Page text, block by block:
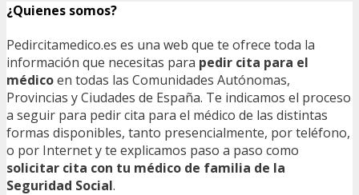
¿Quienes somos?
Pedircitamedico.es es una web que te ofrece toda la
información que necesitas para pedir cita para el
médicoen todas las Comunidades Autónomas,
Provincias y Ciudades de España. Te indicamos el proceso
a seguir para pedir cita para el médico de las distintas
formas disponibles, tanto presencialmente, por teléfono,
o por Internet y te explicamos paso a paso como
solicitar cita con tu médico de familia de la
Seguridad Social.